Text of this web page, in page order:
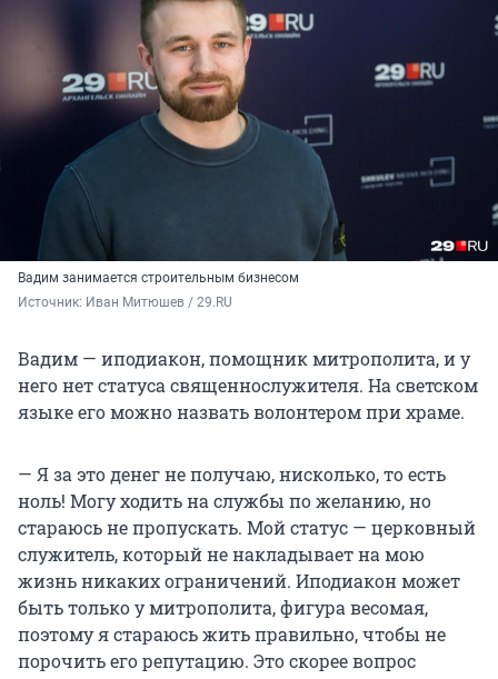
Вадим занимается строительным бизнесом
Источник: Иван Митюшев / 29.RU
Вадим — иподиакон, помощник митрополита, и у
него нет статуса священнослужителя. На светском
языке его можно назвать волонтером при храме.
— Я за это денег не получаю, нисколько, то есть
ноль! Могу ходить на службы по желанию, но
стараюсь не пропускать. Мой статус — церковный
служитель, который не накладывает на мою
жизнь никаких ограничений. Иподиакон может
быть только у митрополита, фигура весомая,
поэтому я стараюсь жить правильно, чтобы не
порочить его репутацию. Это скорее вопрос